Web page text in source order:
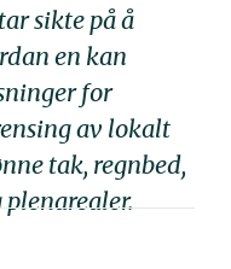
sikte på å
en kan
for
av lokalt
tak, regnbed,